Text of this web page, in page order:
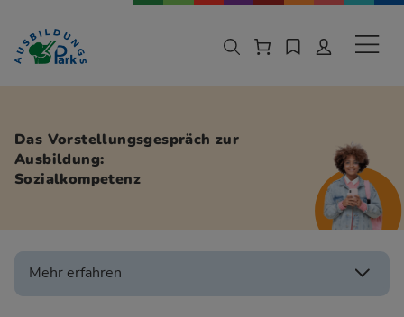
Zur Navigation springen
Zu den Hauptinhalten springen
Das Vorstellungsgespräch zur
Ausbildung:
Sozialkompetenz
Mehr erfahren